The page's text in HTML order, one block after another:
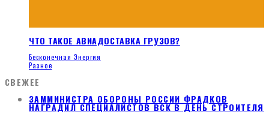
ЧТО ТАКОЕ АВИАДОСТАВКА ГРУЗОВ?
Бесконечная Энергия
Разное
СВЕЖЕЕ
ЗАММИНИСТРА ОБОРОНЫ РОССИИ ФРАДКОВ
НАГРАДИЛ СПЕЦИАЛИСТОВ ВСК В ДЕНЬ СТРОИТЕЛЯ